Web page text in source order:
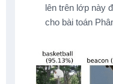
lên trên lớp này
cho bài toán